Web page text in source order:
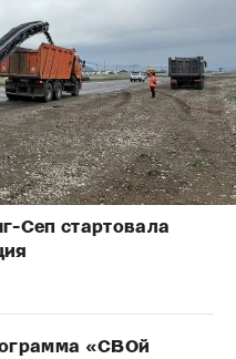
Сеп стартовала
«СВОй